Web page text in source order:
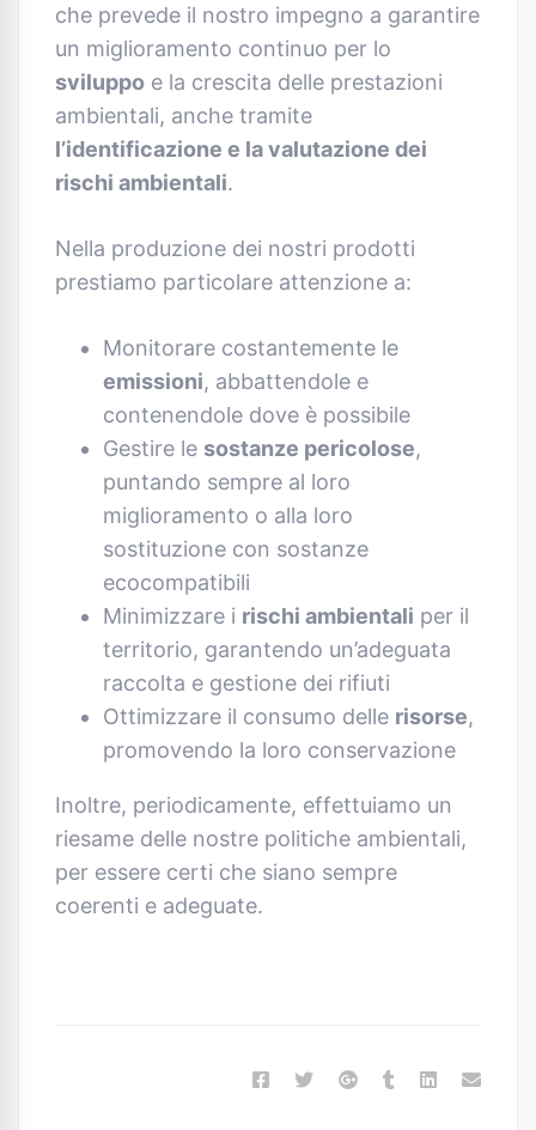
che prevede il nostro impegno a garantire
un miglioramento continuo per lo
sviluppo e la crescita delle prestazioni
ambientali, anche tramite
l’identificazione e la valutazione dei
rischi ambientali.
Nella produzione dei nostri prodotti
prestiamo particolare attenzione a:
Monitorare costantemente le
emissioni, abbattendole e
contenendole dove è possibile
Gestire le sostanze pericolose,
puntando sempre al loro
miglioramento o alla loro
sostituzione con sostanze
ecocompatibili
Minimizzare i rischi ambientali per il
territorio, garantendo un’adeguata
raccolta e gestione dei rifiuti
Ottimizzare il consumo delle risorse,
promovendo la loro conservazione
Inoltre, periodicamente, effettuiamo un
riesame delle nostre politiche ambientali,
per essere certi che siano sempre
coerenti e adeguate.